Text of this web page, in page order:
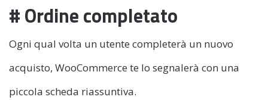
# Ordine completato
Ogni qual volta un utente completerà un nuovo
acquisto, WooCommerce te lo segnalerà con una
piccola scheda riassuntiva.